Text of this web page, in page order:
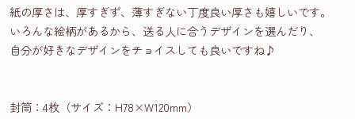
紙の厚さは、厚すぎず、薄すぎない丁度良い厚さも嬉しいです。
いろんな絵柄があるから、送る人に合うデザインを選んだり、
自分が好きなデザインをチョイスしても良いですね♪
封筒：4枚（サイズ：H78×W120mm）